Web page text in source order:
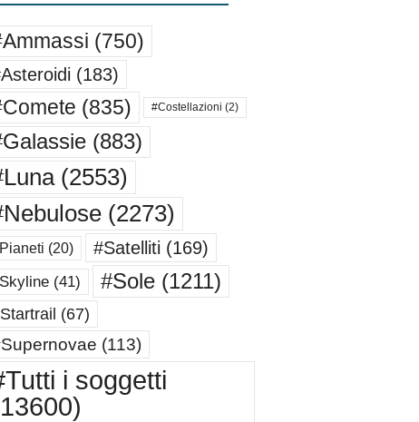
(750)
(183)
(835) #Costellazioni (2)
(883)
(2553)
(2273)
(20) #Satelliti (169)
(41) #Sole(1211)
(67)
(113)
i soggetti